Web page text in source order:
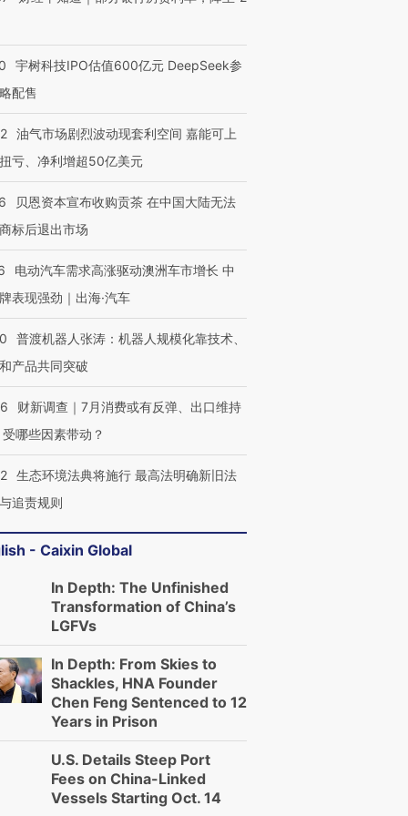
宇树科技IPO估值600亿元 DeepSeek参
配售
油气市场剧烈波动现套利空间 嘉能可上
亏、净利增超50亿美元
贝恩资本宣布收购贡茶 在中国大陆无法
标后退出市场
电动汽车需求高涨驱动澳洲车市增长 中
表现强劲｜出海·汽车
普渡机器人张涛：机器人规模化靠技术、
产品共同突破
财新调查｜7月消费或有反弹、出口维持
哪些因素带动？
生态环境法典将施行 最高法明确新旧法
追责规则
- Caixin Global
In Depth: The Unfinished
Transformation of China’s
LGFVs
In Depth: From Skies to
Shackles, HNA Founder
Chen Feng Sentenced to 12
Years in Prison
U.S. Details Steep Port
Fees on China-Linked
Vessels Starting Oct. 14